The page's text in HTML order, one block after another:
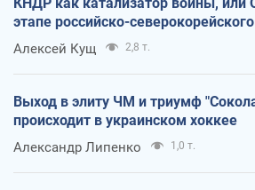
этапе российско-
Алексей Кущ 2,8 т.
Выход в элиту ЧМ и триумф
происходит в украинском хоккее
Александр Липенко 1,0 т.